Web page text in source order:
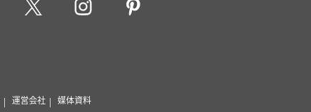
運営会社 媒体資料